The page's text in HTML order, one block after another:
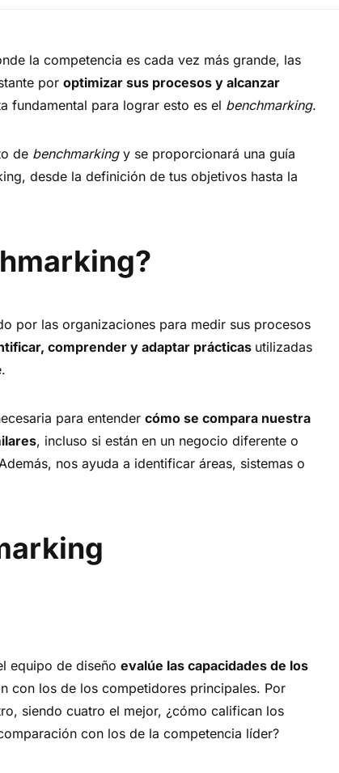
la competencia es cada vez más grande, las
por optimizar sus procesos y alcanzar
fundamental para lograr esto es el benchmarking.
de benchmarking y se proporcionará una guía
desde la definición de tus objetivos hasta la
por las organizaciones para medir sus procesos
comprender y adaptar prácticas utilizadas
para entender cómo se compara nuestra
, incluso si están en un negocio diferente o
nos ayuda a identificar áreas, sistemas o
equipo de diseño evalúe las capacidades de los
con los de los competidores principales. Por
siendo cuatro el mejor, ¿cómo califican los
con los de la competencia líder?